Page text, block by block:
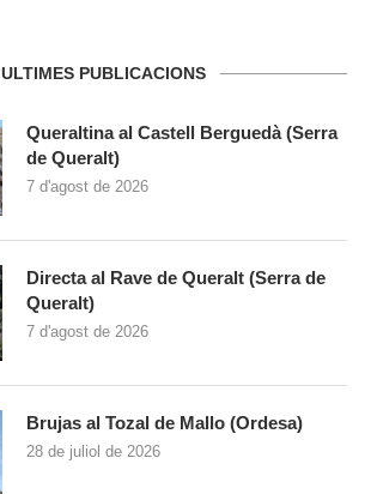
ULTIMES PUBLICACIONS
Queraltina al Castell Berguedà (Serra
de Queralt)
7 d'agost de 2026
Directa al Rave de Queralt (Serra de
Queralt)
7 d'agost de 2026
Brujas al Tozal de Mallo (Ordesa)
28 de juliol de 2026